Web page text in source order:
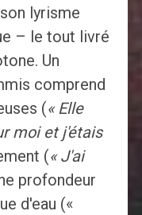
lyrisme
– le tout livré
Un
comprend
(« Elle
moi et j'étais
(« J'ai
profondeur
d'eau («